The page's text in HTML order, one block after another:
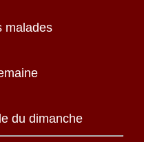
malades
du dimanche